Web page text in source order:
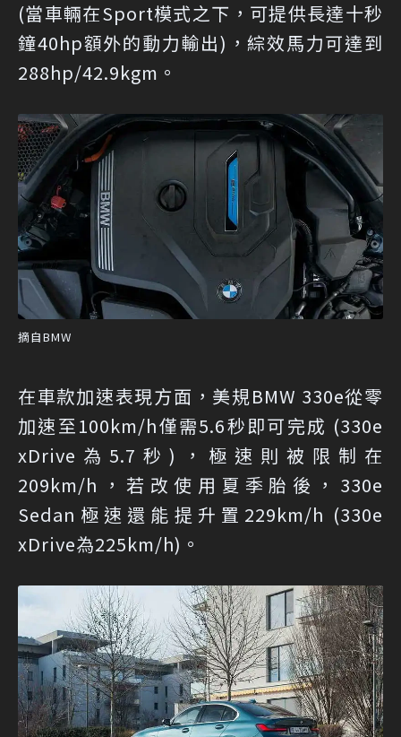
(當車輛在Sport模式之下，可提供長達十秒
鐘40hp額外的動力輸出)，綜效馬力可達到
288hp/42.9kgm。
摘自BMW
在車款加速表現方面，美規BMW 330e從零
加速至100km/h僅需5.6秒即可完成 (330e
xDrive為5.7秒)，極速則被限制在
209km/h，若改使用夏季胎後，330e
Sedan極速還能提升置229km/h (330e
xDrive為225km/h)。